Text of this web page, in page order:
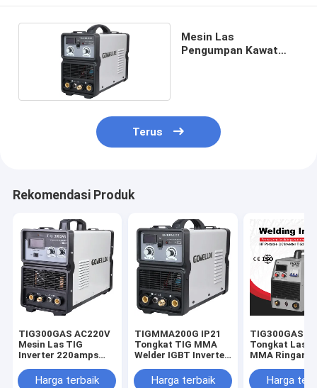
Mesin Las
Pengumpan Kawat
Terus
Rekomendasi Produk
TIG300GAS AC220V
Mesin Las TIG
Inverter 220amps
Harga terbaik
TIGMMA200G IP21
Tongkat TIG MMA
Welder IGBT Inverter
Harga terbaik
TIG300GAS
Tongkat Las
MMA Ringan
Harga